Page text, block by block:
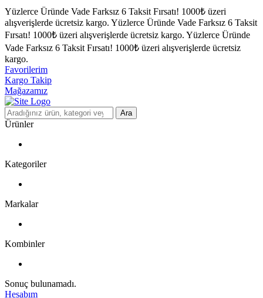
Yüzlerce Üründe Vade Farksız 6 Taksit Fırsatı! 1000₺ üzeri
alışverişlerde ücretsiz kargo. Yüzlerce Üründe Vade Farksız 6 Taksit
Fırsatı! 1000₺ üzeri alışverişlerde ücretsiz kargo. Yüzlerce Üründe
Vade Farksız 6 Taksit Fırsatı! 1000₺ üzeri alışverişlerde ücretsiz
kargo.
Favorilerim
Kargo Takip
Mağazamız
Ara
Ürünler
Kategoriler
Markalar
Kombinler
Sonuç bulunamadı.
Hesabım